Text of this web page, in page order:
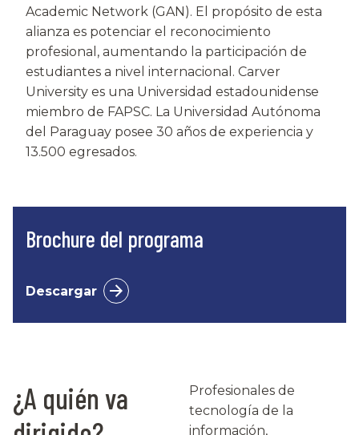
Academic Network (GAN). El propósito de esta
alianza es potenciar el reconocimiento
profesional, aumentando la participación de
estudiantes a nivel internacional. Carver
University es una Universidad estadounidense
miembro de FAPSC. La Universidad Autónoma
del Paraguay posee 30 años de experiencia y
13.500 egresados.
Brochure del programa
Descargar
¿A quién va
Profesionales de
tecnología de la
información,